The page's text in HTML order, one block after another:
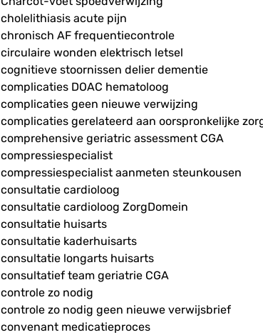
cholelithiasis acute pijn
chronisch AF frequentiecontrole
circulaire wonden elektrisch letsel
cognitieve stoornissen delier dementie
complicaties DOAC hematoloog
complicaties geen nieuwe verwijzing
complicaties gerelateerd aan oorspronkelijke
comprehensive geriatric assessment CGA
compressiespecialist
compressiespecialist aanmeten steunkousen
consultatie cardioloog
consultatie cardioloog ZorgDomein
consultatie huisarts
consultatie kaderhuisarts
consultatie longarts huisarts
consultatief team geriatrie CGA
controle zo nodig
controle zo nodig geen nieuwe verwijsbrief
convenant medicatieproces